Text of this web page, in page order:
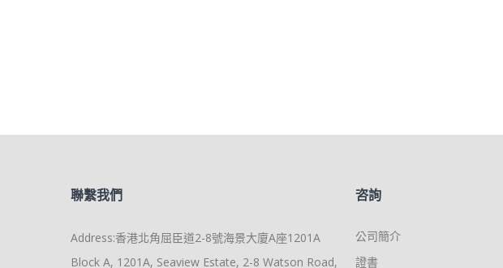
聯繫我們
Address:香港北角屈臣道2-8號海景大廈A座1201A
Block A, 1201A, Seaview Estate, 2-8 Watson Road,
咨詢
公司簡介
證書